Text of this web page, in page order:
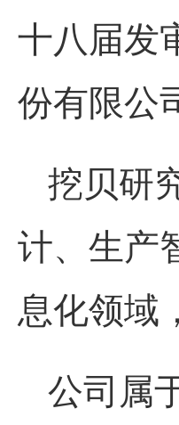
十八届发
份有限公
挖贝研
计、生产
息化领域
公司属